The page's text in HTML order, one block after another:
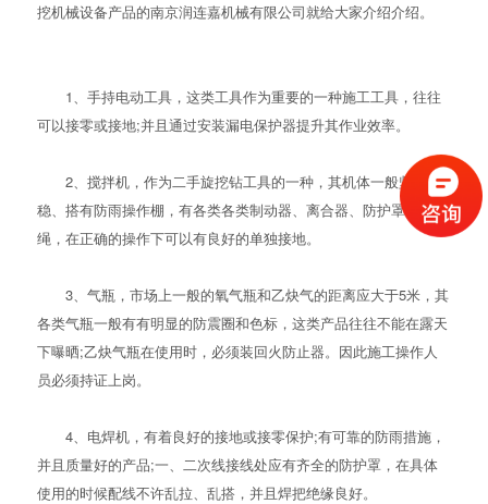
挖机械设备产品的南京润连嘉机械有限公司就给大家介绍介绍。
1、手持电动工具，这类工具作为重要的一种施工工具，往往
可以接零或接地;并且通过安装漏电保护器提升其作业效率。
2、搅拌机，作为二手旋挖钻工具的一种，其机体一般坚实平
稳、搭有防雨操作棚，有各类各类制动器、离合器、防护罩、钢丝
绳，在正确的操作下可以有良好的单独接地。
3、气瓶，市场上一般的氧气瓶和乙炔气的距离应大于5米，其
各类气瓶一般有有明显的防震圈和色标，这类产品往往不能在露天
下曝晒;乙炔气瓶在使用时，必须装回火防止器。因此施工操作人
员必须持证上岗。
4、电焊机，有着良好的接地或接零保护;有可靠的防雨措施，
并且质量好的产品;一、二次线接线处应有齐全的防护罩，在具体
使用的时候配线不许乱拉、乱搭，并且焊把绝缘良好。